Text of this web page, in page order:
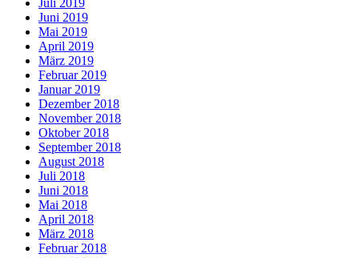
Juli 2019
Juni 2019
Mai 2019
April 2019
März 2019
Februar 2019
Januar 2019
Dezember 2018
November 2018
Oktober 2018
September 2018
August 2018
Juli 2018
Juni 2018
Mai 2018
April 2018
März 2018
Februar 2018